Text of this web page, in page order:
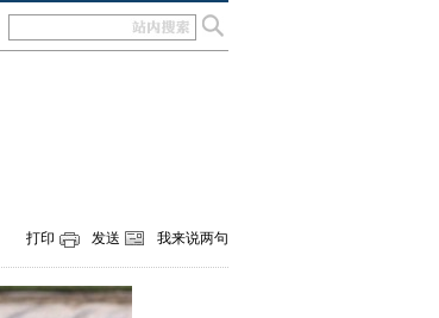
打印 发送 我来说两句